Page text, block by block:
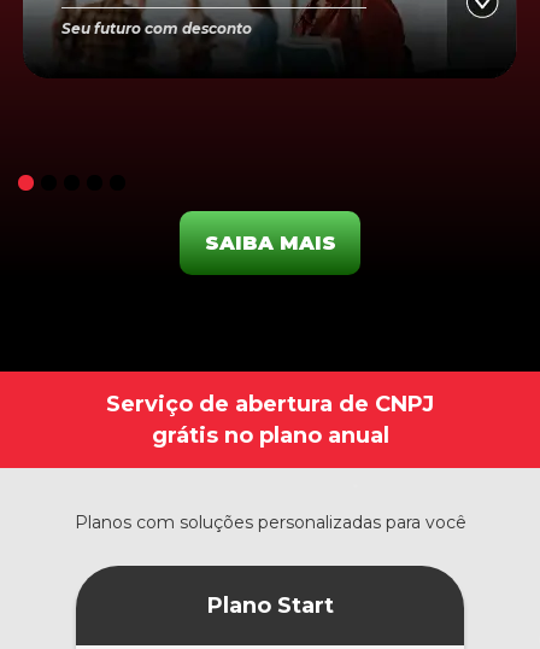
Seu futuro com desconto
SAIBA MAIS
Serviço de abertura de CNPJ
grátis no plano anual
Planos com soluções personalizadas para você
Plano Start